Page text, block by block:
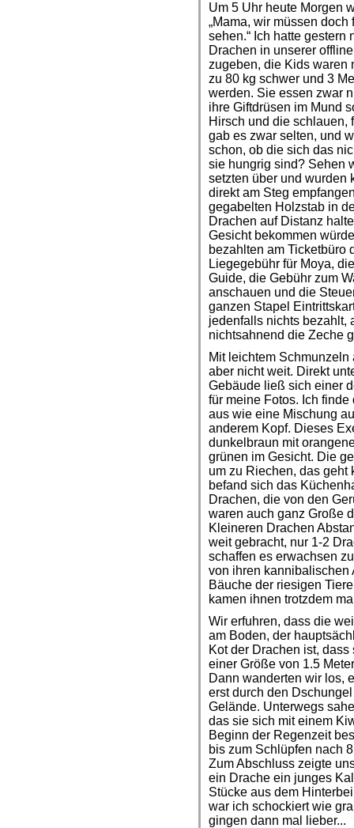
Um 5 Uhr heute Morgen
„Mama, wir müssen
sehen.“ Ich hatte
Drachen in unserer
zugeben, die Kids waren
zu 80 kg schwer und 3
werden. Sie essen zwar
ihre Giftdrüsen im Mund
Hirsch und die schlauen,
gab es zwar selten, und
schon, ob die sich das
sie hungrig sind? Sehen
setzten über und wurden
direkt am Steg
gegabelten Holzstab in
Drachen auf Distanz
Gesicht bekommen
bezahlten am Ticketbüro
Liegegebühr für Moya,
Guide, die Gebühr zum
anschauen und die
ganzen Stapel
jedenfalls nichts bezahlt,
nichtsahnend die Zeche
Mit leichtem
aber nicht weit. Direkt
Gebäude ließ sich einer
für meine Fotos. Ich
aus wie eine Mischung
anderem Kopf. Dieses
dunkelbraun mit
grünen im Gesicht. Die
um zu Riechen, das geht
befand sich das
Drachen, die von den
waren auch ganz Große
Kleineren Drachen
weit gebracht, nur 1-2
schaffen es erwachsen
von ihren kannibalischen
Bäuche der riesigen
kamen ihnen trotzdem
Wir erfuhren, dass die
am Boden, der
Kot der Drachen ist,
einer Größe von 1.5
Dann wanderten wir los,
erst durch den
Gelände. Unterwegs
das sie sich mit einem
Beginn der Regenzeit
bis zum Schlüpfen nach
Zum Abschluss zeigte
ein Drache ein junges
Stücke aus dem
war ich schockiert wie
gingen dann mal lieber...